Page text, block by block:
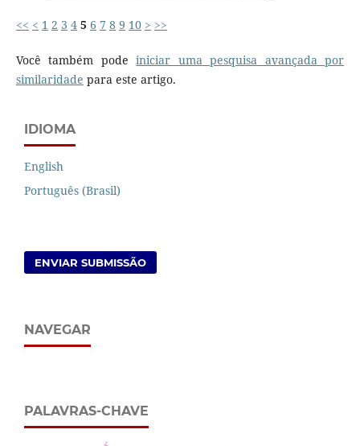
<< < 1 2 3 4 5 6 7 8 9 10 > >>
Você também podeiniciar uma pesquisa avançada por
similaridade para este artigo.
IDIOMA
English
Português (Brasil)
ENVIAR SUBMISSÃO
NAVEGAR
PALAVRAS-CHAVE